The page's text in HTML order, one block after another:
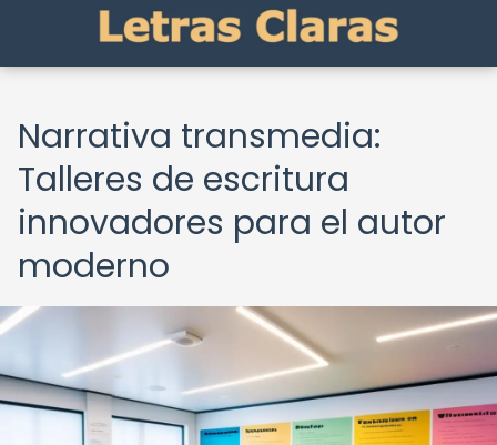
Narrativa transmedia:
Talleres de escritura
innovadores para el autor
moderno